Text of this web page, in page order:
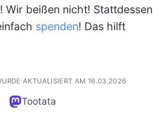
Wir beißen nicht! Stattdessen
spenden! Das hilft
AKTUALISIERT AM 16.03.2026
Tootata